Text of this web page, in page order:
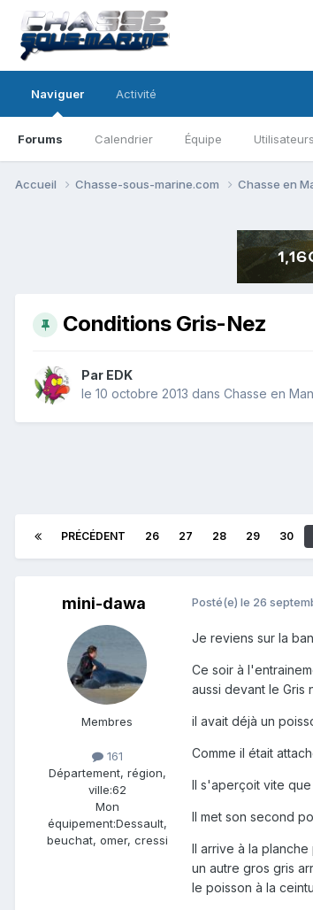
Naviguer
Forums Calendrier Équipe
Activité
Accueil Chasse-sous-marine.com Chasse en
Conditions Gris-Nez
Par EDK
le 10 octobre 2013 dans Chasse en
PRÉCÉDENT 26 27 28 29 30
mini-dawa
Membres
161
Département, région,
ville:62
Mon
équipement:Dessault,
beuchat, omer, cressi
Posté(e) le 26
Je reviens sur la
Ce soir à
aussi devant le Gris
il avait déjà un
Comme il était
Il s'aperçoit vite
Il met son second
Il arrive à la
un autre gros gris
le poisson à la